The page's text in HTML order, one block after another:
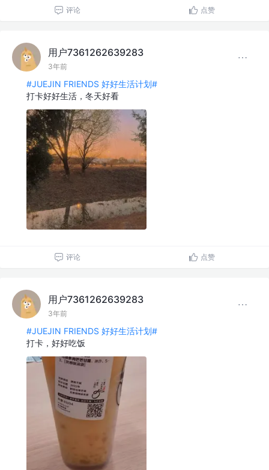
评论 点赞
用户7361262639283
3年前
#JUEJIN FRIENDS 好好生活计划#
打卡好好生活，冬天好看
评论 点赞
用户7361262639283
3年前
#JUEJIN FRIENDS 好好生活计划#
打卡，好好吃饭